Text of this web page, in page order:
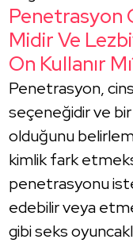
Penetrasyon
Midir Ve
On Kullanır
Penetrasyon,
seçeneğidir ve
olduğunu
kimlik fark
penetrasyonu
edebilir veya
gibi seks